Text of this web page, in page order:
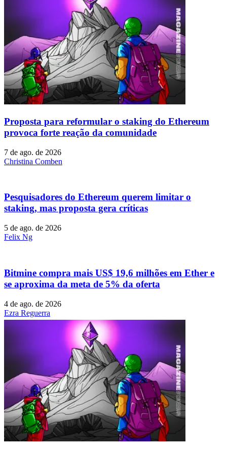
Proposta para reformular o staking do Ethereum
provoca forte reação da comunidade
7 de ago. de 2026
Christina Comben
Pesquisadores do Ethereum querem limitar o
staking, mas proposta gera críticas
5 de ago. de 2026
Felix Ng
Bitmine compra mais US$ 19,6 milhões em Ether e
se aproxima da meta de 5% da oferta
4 de ago. de 2026
Ezra Reguerra